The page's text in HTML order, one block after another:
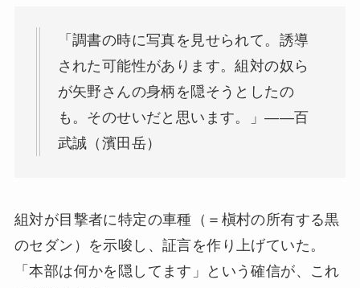
「調書の時に写真を見せられて。誘導
された可能性があります。組対の奴ら
が矢野さんの身柄を隠そうとしたの
も。そのせいだと思います。」——百
武誠（濱田岳）
組対が目撃者に特定の車種（＝槇村の所有する黒
のセダン）を示唆し、証言を作り上げていた。
「本部は何かを隠してます」という確信が、これ